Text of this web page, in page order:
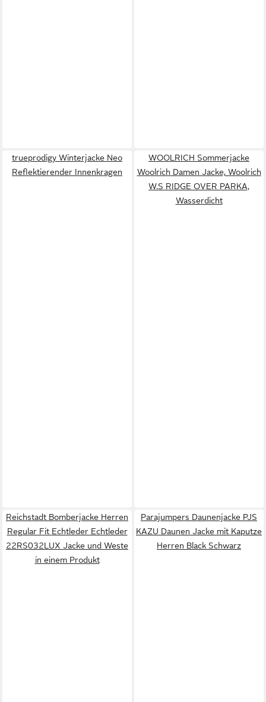
trueprodigy Winterjacke Neo
Reflektierender Innenkragen
WOOLRICH Sommerjacke
Woolrich Damen Jacke, Woolrich
W.S RIDGE OVER PARKA,
Wasserdicht
Reichstadt Bomberjacke Herren
Regular Fit Echtleder Echtleder
22RS032LUX Jacke und Weste
in einem Produkt
Parajumpers Daunenjacke PJS
KAZU Daunen Jacke mit Kaputze
Herren Black Schwarz